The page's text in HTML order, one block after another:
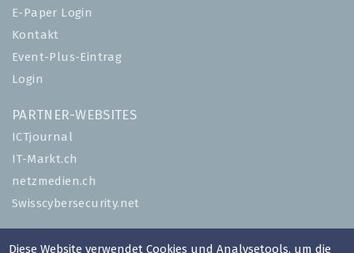
E-Paper Login
Kontakt
Event-Plus-Eintrag
Login
PARTNER-WEBSITES
ICTjournal
IT-Markt.ch
netzmedien.ch
Swisscybersecurity.net
Diese Website verwendet Cookies und Analysetools, um die